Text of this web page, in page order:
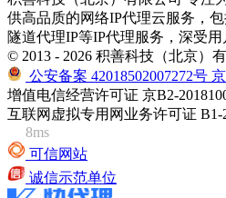
供高品质的网络IP代理云服务，包
隧道代理IP等IP代理服务，深受用
© 2013 - 2026 积善科技（北京）
公安备案 42018502007272号
增值电信经营许可证 京B2-
互联网虚拟专用网业务许可证 B1-
8ms
可信网站
诚信示范单位